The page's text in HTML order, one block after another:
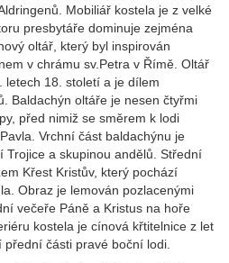
Mobiliář kostela je z velké
presbytáře dominuje zejména
oltář, který byl inspirován
v chrámu sv.Petra v Římě. Oltář
letech 18. století a je dílem
Baldachýn oltáře je nesen čtyřmi
před nimiž se směrem k lodi
Vrchní část baldachýnu je
Trojice a skupinou andělů. Střední
Křest Kristův, který pochází
Obraz je lemován pozlacenými
večeře Páně a Kristus na hoře
kostela je cínová křtitelnice z let
části pravé boční lodi.